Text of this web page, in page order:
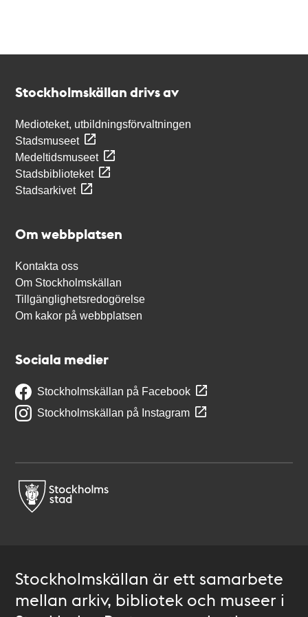
Stockholmskällan drivs av
Medioteket, utbildningsförvaltningen
Stadsmuseet
Medeltidsmuseet
Stadsbiblioteket
Stadsarkivet
Om webbplatsen
Kontakta oss
Om Stockholmskällan
Tillgänglighetsredogörelse
Om kakor på webbplatsen
Sociala medier
Stockholmskällan på Facebook
Stockholmskällan på Instagram
Stockholmskällan är ett samarbete
mellan arkiv, bibliotek och museer i